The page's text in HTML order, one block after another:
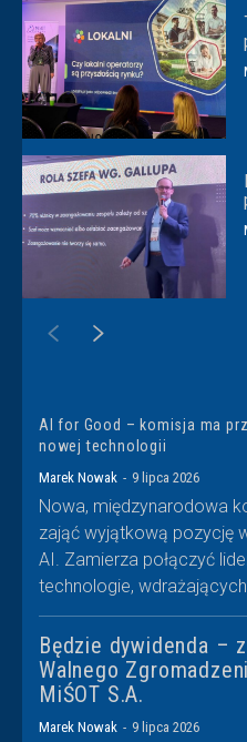
AI for Good – komisja ma
nowej technologii
Marek Nowak - 9 lipca 2026
Nowa, międzynarodowa
zająć wyjątkową pozycję
AI. Zamierza połączyć
technologie,
Będzie dywidenda –
Walnego
MiŚOT S.A.
Marek Nowak - 9 lipca 2026